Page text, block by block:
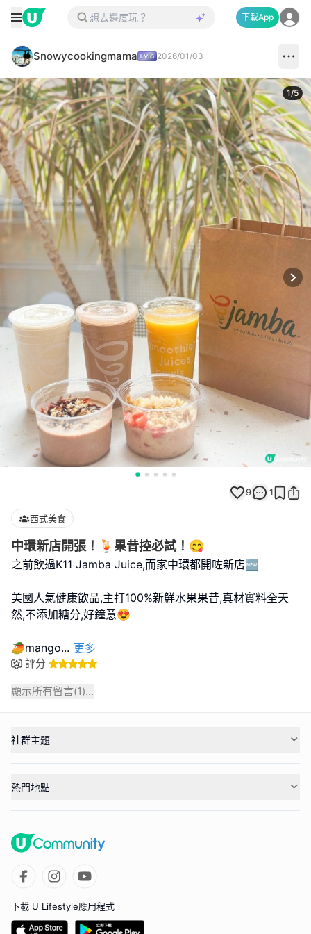
下載App
Snowycookingmama 2026/01/03
1/5
9 1
西式美食
中環新店開張！🍹果昔控必試！😋
之前飲過K11 Jamba Juice,而家中環都開咗新店🆕
美國人氣健康飲品,主打100%新鮮水果果昔,真材實料全天
然,不添加糖分,好鐘意😍
🥭mango... 更多
評分
顯示所有留言(1)...
社群主題
熱門地點
下載 U Lifestyle應用程式